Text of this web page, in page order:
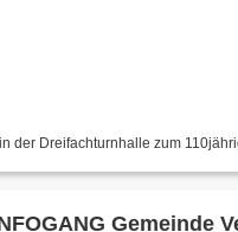
der Dreifachturnhalle zum
Gemeinde